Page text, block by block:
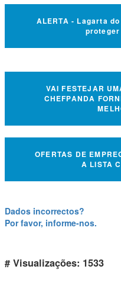
ALERTA - Lagarta
VAI FESTEJAR
CHEFPANDA
OFERTAS DE
A LISTA
Dados incorrectos?
Por favor, informe-nos.
# Visualizações: 1533